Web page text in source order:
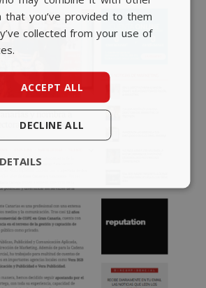
that you’ve provided to them
collected from your use of
ACCEPT ALL
DECLINE ALL